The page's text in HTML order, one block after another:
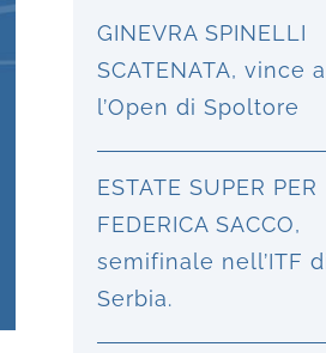
GINEVRA SPINELLI
SCATENATA, vince
l’Open di Spoltore
ESTATE SUPER PER
FEDERICA SACCO,
semifinale nell’ITF
Serbia.